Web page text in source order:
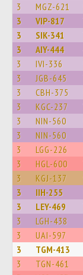
3 MGZ-621
3 VIP-817
3 SIK-341
3 AIY-444
3 IVI-336
3 JGB-645
3 CBH-375
3 KGC-237
3 NIN-560
3 NIN-560
3 LGG-226
3 HGL-600
3 KGJ-137
3 IIH-255
3 LEY-469
3 LGH-438
3 UAI-597
3 TGM-413
3 TGN-461